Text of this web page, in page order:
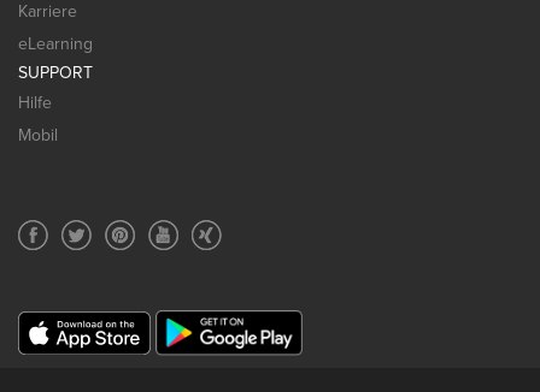
Karriere
eLearning
SUPPORT
Hilfe
Mobil